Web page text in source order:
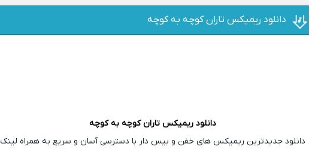
دانلود ریمیکس تاران کوچه به کوچه
دانلود ریمیکس تاران کوچه به کوچه
دانلود جدیدترین ریمیکس های خفن و بیس دار با دسترسی آسان و سریع به همراه لینک